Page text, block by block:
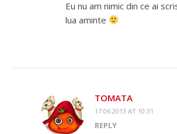
Eu nu am nimic din ce ai
lua aminte
TOMATA
17.06.2013 AT 10:31
REPLY